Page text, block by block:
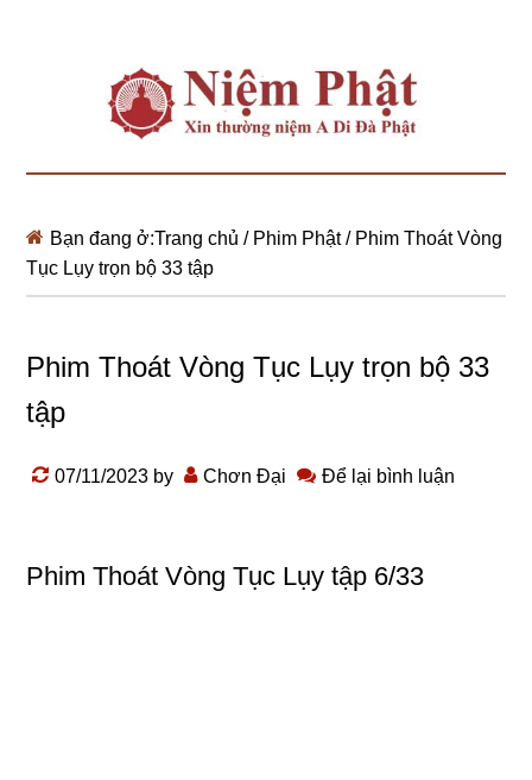
Bạn đang ở:Trang chủ / Phim Phật /Phim Thoát Vòng
Tục Lụy trọn bộ 33 tập
Phim Thoát Vòng Tục Lụy trọn bộ 33
tập
07/11/2023 by Chơn Đại Để lại bình luận
PhimThoát Vòng Tục Lụy tập 6/33